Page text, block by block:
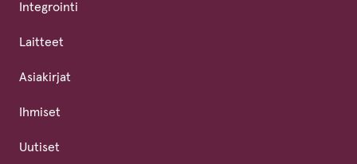
Integrointi
Laitteet
Asiakirjat
Ihmiset
Uutiset